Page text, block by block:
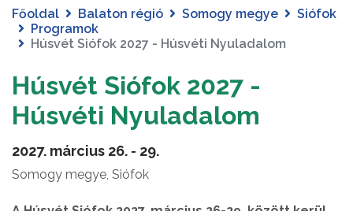
Főoldal Balaton régió Somogy megye
Siófok
Programok
Húsvét Siófok 2027 - Húsvéti Nyuladalom
Húsvét Siófok 2027 -
Húsvéti Nyuladalom
2027. március 26. - 29.
Somogy megye, Siófok